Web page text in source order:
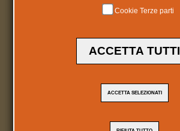
404
Cookie Terze parti
ACCETTA TUTTI
ACCETTA SELEZIONATI